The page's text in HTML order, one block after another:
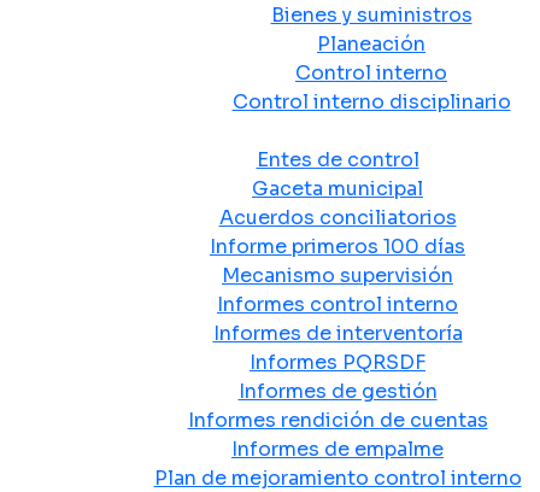
Bienes y suministros
Planeación
Control interno
Control interno disciplinario
Entes de control
Gaceta municipal
Acuerdos conciliatorios
Informe primeros 100 días
Mecanismo supervisión
Informes control interno
Informes de interventoría
Informes PQRSDF
Informes de gestión
Informes rendición de cuentas
Informes de empalme
Plan de mejoramiento control interno